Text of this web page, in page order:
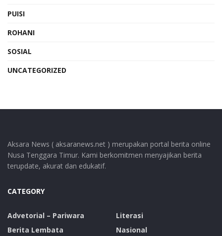
PUISI
ROHANI
SOSIAL
UNCATEGORIZED
Aksara News ( aksaranews.net ) merupakan portal berita online
Nusa Tenggara Timur. Kami berkomitmen menyajikan berita
terupdate, akurat dan edukatif.
CATEGORY
Advetorial – Pariwara
Berita Lembata
Literasi
Nasional